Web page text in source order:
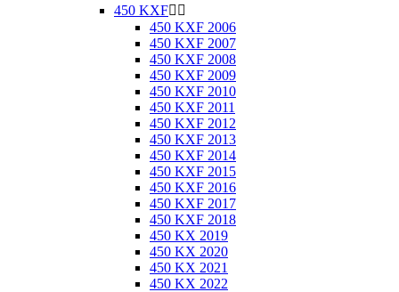
450 KXF 
450 KXF 2006
450 KXF 2007
450 KXF 2008
450 KXF 2009
450 KXF 2010
450 KXF 2011
450 KXF 2012
450 KXF 2013
450 KXF 2014
450 KXF 2015
450 KXF 2016
450 KXF 2017
450 KXF 2018
450 KX 2019
450 KX 2020
450 KX 2021
450 KX 2022